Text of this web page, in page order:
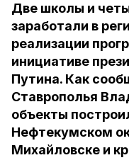
Две школы и
заработали в
реализации
инициативе
Путина. Как
Ставрополья
объекты
Нефтекумском
Михайловске и